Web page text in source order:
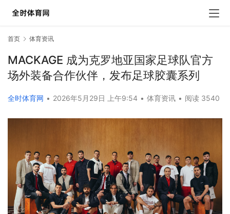
首页 体育资讯
MACKAGE 成为克罗地亚国家足球队官方
场外装备合作伙伴，发布足球胶囊系列
全时体育网 • 2026年5月29日 上午9:54 • 体育资讯 • 阅读 3540